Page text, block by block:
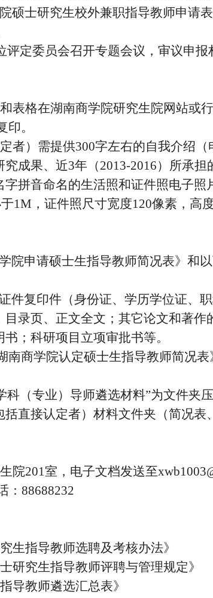
硕士研究生校外兼职指导教师申请
评定委员会召开专题会议，审议申
表格在湖南商学院研究生院网站或
。
者）需提供300字左右的自我介绍
究成果、近3年（2013-2016）所承担
拼音命名的生活照和证件照电子照
1M ，证件照尺寸宽度120像素，高
院申请硕士生指导教师简况表》和
件复印件（身份证、学历学位证、
录页、正文全文；其它论文和著作
；科研项目立项审批书等。
南商学院认定硕士生指导教师简况
科（专业）导师遴选材料”为文件夹
直接认定者）材料文件夹（简况表
院201室，电子文档发送至
： 88688232
生指导教师选聘及考核办法》
研究生指导教师评聘与管理规定》
导教师遴选汇总表》